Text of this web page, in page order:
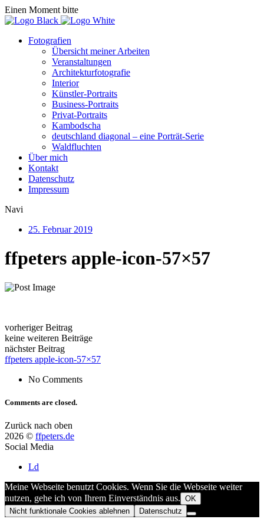
Einen Moment bitte
Fotografien
Übersicht meiner Arbeiten
Veranstaltungen
Architekturfotografie
Interior
Künstler-Portraits
Business-Portraits
Privat-Portraits
Kambodscha
deutschland diagonal – eine Porträt-Serie
Waldfluchten
Über mich
Kontakt
Datenschutz
Impressum
Navi
25. Februar 2019
ffpeters apple-icon-57×57
vorheriger Beitrag
keine weiteren Beiträge
nächster Beitrag
ffpeters apple-icon-57×57
No Comments
Comments are closed.
Zurück nach oben
2026 © ffpeters.de
Social Media
Ld
Meine Webseite benutzt Cookies. Wenn Sie die Webseite weiter
nutzen, gehe ich von Ihrem Einverständnis aus. OK
Nicht funktionale Cookies ablehnen
Datenschutz